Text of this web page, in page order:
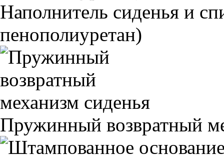
Наполнитель сиденья и
пенополиуретан)
Пружинный возвратный